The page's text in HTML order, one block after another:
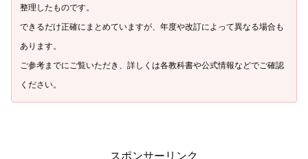
整理したものです。
できるだけ正確にまとめていますが、年度や改訂によって異なる場合も
あります。
ご参考までにご覧いただき、詳しくは各教科書や公式情報などでご確認
ください。
スポンサーリンク